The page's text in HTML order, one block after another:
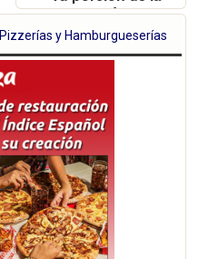
nueva Jugona
de Burger o de
Perrito Caliente
y una Pepsi
gratis este
jueves 12 de
junio a partir de
las 18:00h
Pizzerías y Hamburgueserías